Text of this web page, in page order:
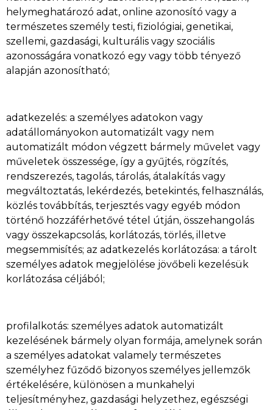
helymeghatározó adat, online azonosító vagy a
természetes személy testi, fiziológiai, genetikai,
szellemi, gazdasági, kulturális vagy szociális
azonosságára vonatkozó egy vagy több tényező
alapján azonosítható;
adatkezelés: a személyes adatokon vagy
adatállományokon automatizált vagy nem
automatizált módon végzett bármely művelet vagy
műveletek összessége, így a gyűjtés, rögzítés,
rendszerezés, tagolás, tárolás, átalakítás vagy
megváltoztatás, lekérdezés, betekintés, felhasználás,
közlés továbbítás, terjesztés vagy egyéb módon
történő hozzáférhetővé tétel útján, összehangolás
vagy összekapcsolás, korlátozás, törlés, illetve
megsemmisítés; az adatkezelés korlátozása: a tárolt
személyes adatok megjelölése jövőbeli kezelésük
korlátozása céljából;
profilalkotás: személyes adatok automatizált
kezelésének bármely olyan formája, amelynek során
a személyes adatokat valamely természetes
személyhez fűződő bizonyos személyes jellemzők
értékelésére, különösen a munkahelyi
teljesítményhez, gazdasági helyzethez, egészségi